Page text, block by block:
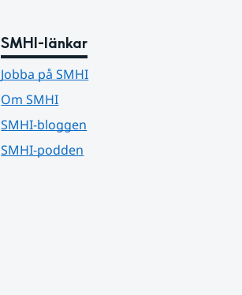
SMHI-länkar
Jobba på SMHI
Om SMHI
SMHI-bloggen
SMHI-podden